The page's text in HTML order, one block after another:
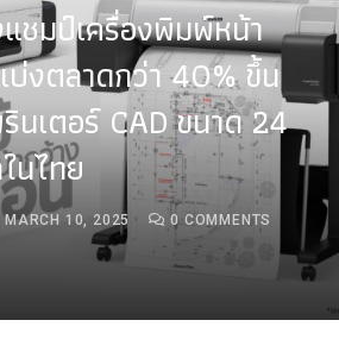
ชมป์เครื่องพิมพ์หน้า
งตลาดกว่า 40% ขึ้น
นเตอร์ CAD ขนาด 24
นไทย
MARCH 10, 2025 0 COMMENTS